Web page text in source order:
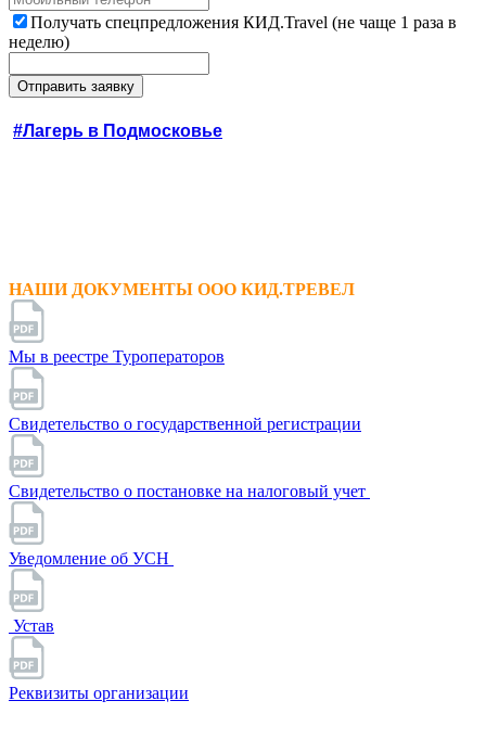
Получать спецпредложения КИД.Travel (не чаще 1 раза в
неделю)
#Лагерь в Подмосковье
НАШИ ДОКУМЕНТЫ ООО КИД.ТРЕВЕЛ
Мы в реестре Туроператоров
Свидетельство о государственной регистрации
Свидетельство о постановке на налоговый учет
Уведомление об УСН
Устав
Реквизиты организации